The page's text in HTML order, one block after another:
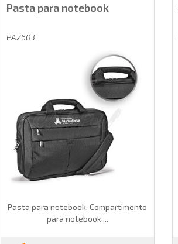
Pasta para notebook
PA2603
Pasta para notebook. Compartimento
para notebook ...